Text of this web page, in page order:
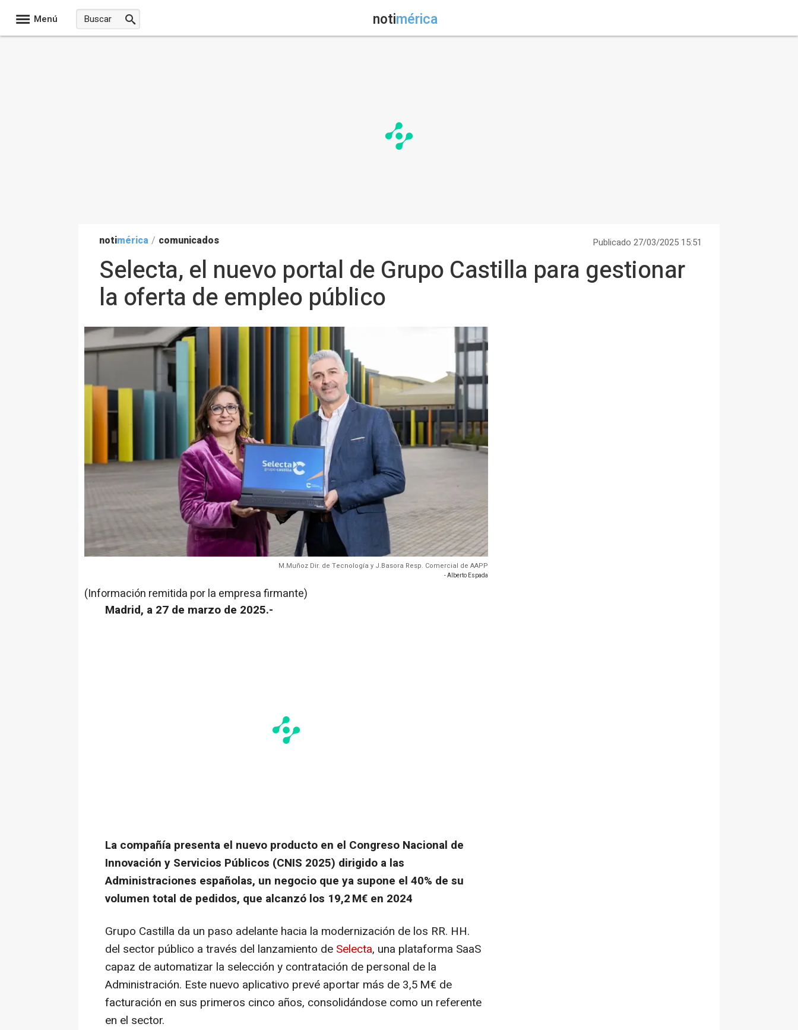
Menú notimérica
notimérica / comunicados Publicado 27/03/2025 15:51
Selecta, el nuevo portal de Grupo Castilla para gestionar
la oferta de empleo público
M.Muñoz Dir. de Tecnología y J.Basora Resp. Comercial de AAPP
- Alberto Espada
(Información remitida por la empresa firmante)
Madrid, a 27 de marzo de 2025.-
La compañía presenta el nuevo producto en el Congreso Nacional de
Innovación y Servicios Públicos (CNIS 2025) dirigido a las
Administraciones españolas, un negocio que ya supone el 40% de su
volumen total de pedidos, que alcanzó los 19,2 M€ en 2024
Grupo Castilla da un paso adelante hacia la modernización de los RR. HH.
del sector público a través del lanzamiento de Selecta, una plataforma SaaS
capaz de automatizar la selección y contratación de personal de la
Administración. Este nuevo aplicativo prevé aportar más de 3,5 M€ de
facturación en sus primeros cinco años, consolidándose como un referente
en el sector.